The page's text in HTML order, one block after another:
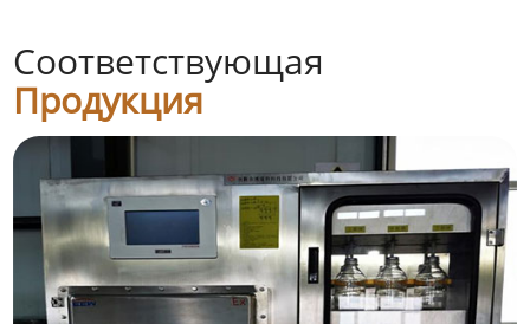
Соответствующая
Продукция